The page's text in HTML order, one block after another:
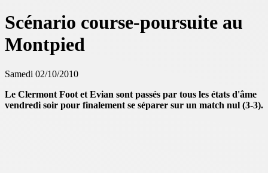
Scénario course-poursuite au
Montpied
Samedi 02/10/2010
Le Clermont Foot et Evian sont passés par tous les états d'âme
vendredi soir pour finalement se séparer sur un match nul (3-3).